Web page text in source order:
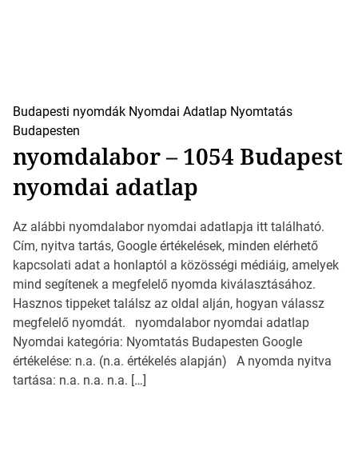
Budapesti nyomdák Nyomdai Adatlap Nyomtatás
Budapesten
nyomdalabor – 1054 Budapest
nyomdai adatlap
Az alábbi nyomdalabor nyomdai adatlapja itt található.
Cím, nyitva tartás, Google értékelések, minden elérhető
kapcsolati adat a honlaptól a közösségi médiáig, amelyek
mind segítenek a megfelelő nyomda kiválasztásához.
Hasznos tippeket találsz az oldal alján, hogyan válassz
megfelelő nyomdát. nyomdalabor nyomdai adatlap
Nyomdai kategória: Nyomtatás Budapesten Google
értékelése: n.a. (n.a. értékelés alapján) A nyomda nyitva
tartása: n.a. n.a. n.a. […]